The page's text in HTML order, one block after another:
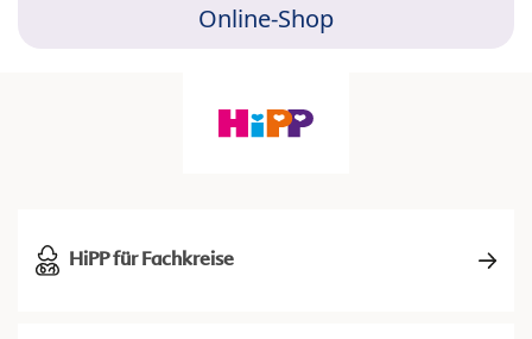
Online-Shop
HiPP für Fachkreise